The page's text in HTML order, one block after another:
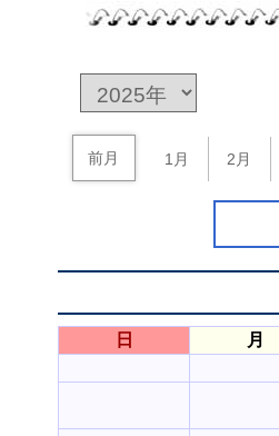
前月 1月 2月
日 月